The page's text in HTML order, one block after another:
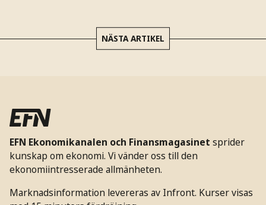
NÄSTA ARTIKEL
EFN Ekonomikanalen och Finansmagasinet sprider
kunskap om ekonomi. Vi vänder oss till den
ekonomiintresserade allmänheten.
Marknadsinformation levereras av Infront. Kurser visas